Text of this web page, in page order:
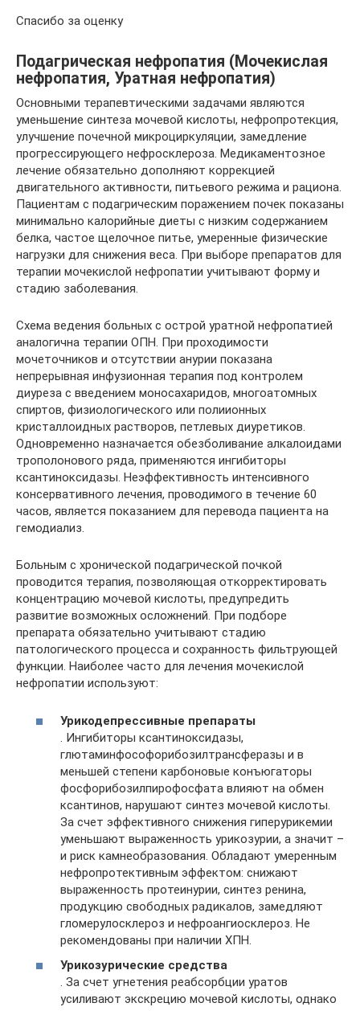
Спасибо за оценку
Подагрическая нефропатия (Мочекислая
нефропатия, Уратная нефропатия)
Основными терапевтическими задачами являются
уменьшение синтеза мочевой кислоты, нефропротекция,
улучшение почечной микроциркуляции, замедление
прогрессирующего нефросклероза. Медикаментозное
лечение обязательно дополняют коррекцией
двигательного активности, питьевого режима и рациона.
Пациентам с подагрическим поражением почек показаны
минимально калорийные диеты с низким содержанием
белка, частое щелочное питье, умеренные физические
нагрузки для снижения веса. При выборе препаратов для
терапии мочекислой нефропатии учитывают форму и
стадию заболевания.
Схема ведения больных с острой уратной нефропатией
аналогична терапии ОПН. При проходимости
мочеточников и отсутствии анурии показана
непрерывная инфузионная терапия под контролем
диуреза с введением моносахаридов, многоатомных
спиртов, физиологического или полиионных
кристаллоидных растворов, петлевых диуретиков.
Одновременно назначается обезболивание алкалоидами
трополонового ряда, применяются ингибиторы
ксантиноксидазы. Неэффективность интенсивного
консервативного лечения, проводимого в течение 60
часов, является показанием для перевода пациента на
гемодиализ.
Больным с хронической подагрической почкой
проводится терапия, позволяющая откорректировать
концентрацию мочевой кислоты, предупредить
развитие возможных осложнений. При подборе
препарата обязательно учитывают стадию
патологического процесса и сохранность фильтрующей
функции. Наиболее часто для лечения мочекислой
нефропатии используют:
Урикодепрессивные препараты
. Ингибиторы ксантиноксидазы,
глютаминфософорибозилтрансферазы и в
меньшей степени карбоновые конъюгаторы
фосфорибозилпирофосфата влияют на обмен
ксантинов, нарушают синтез мочевой кислоты.
За счет эффективного снижения гиперурикемии
уменьшают выраженность урикозурии, а значит –
и риск камнеобразования. Обладают умеренным
нефропротективным эффектом: снижают
выраженность протеинурии, синтез ренина,
продукцию свободных радикалов, замедляют
гломерулосклероз и нефроангиосклероз. Не
рекомендованы при наличии ХПН.
Урикозурические средства
. За счет угнетения реабсорбции уратов
усиливают экскрецию мочевой кислоты, однако